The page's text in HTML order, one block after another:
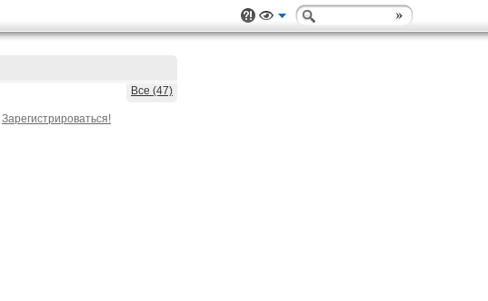
Все (47)
Зарегистрироваться!